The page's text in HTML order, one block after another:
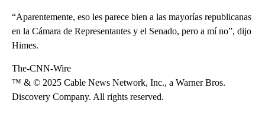
“Aparentemente, eso les parece bien a las mayorías republicanas
en la Cámara de Representantes y el Senado, pero a mí no”, dijo
Himes.
The-CNN-Wire
™ & © 2025 Cable News Network, Inc., a Warner Bros.
Discovery Company. All rights reserved.